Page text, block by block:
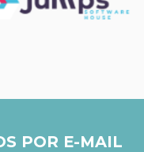
POR E-MAIL